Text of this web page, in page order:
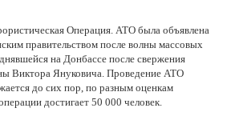
Операция. АТО была объявлена
правительством после волны массовых
на Донбассе после свержения
Виктора Януковича. Проведение АТО
до сих пор, по разным оценкам
достигает 50 000 человек.